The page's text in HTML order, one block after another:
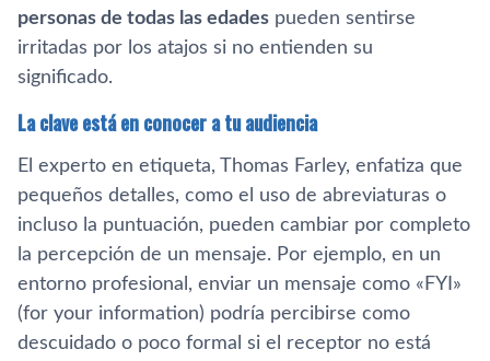
personas de todas las edades pueden sentirse
irritadas por los atajos si no entienden su
significado.
La clave está en conocer a tu audiencia
El experto en etiqueta, Thomas Farley, enfatiza que
pequeños detalles, como el uso de abreviaturas o
incluso la puntuación, pueden cambiar por completo
la percepción de un mensaje. Por ejemplo, en un
entorno profesional, enviar un mensaje como «FYI»
(for your information) podría percibirse como
descuidado o poco formal si el receptor no está